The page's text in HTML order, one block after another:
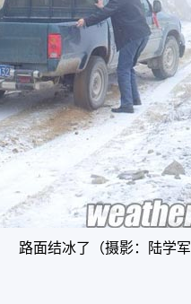
路面结冰了（摄影：陆学